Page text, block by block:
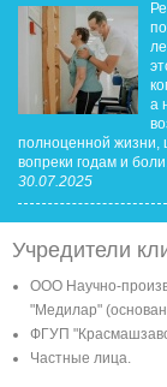
а
полноценной жизни,
вопреки годам и
30.07.2025
Учредители
ООО Научно-
"Медилар" (основан
ФГУП
Частные лица.